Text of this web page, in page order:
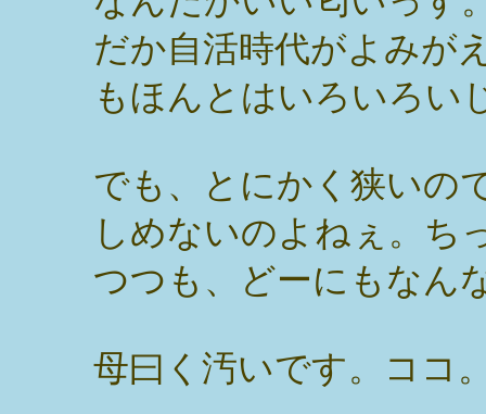
だか自活時代がよみが
もほんとはいろいろい
でも、とにかく狭いの
しめないのよねぇ。ち
つつも、どーにもなん
母曰く汚いです。ココ